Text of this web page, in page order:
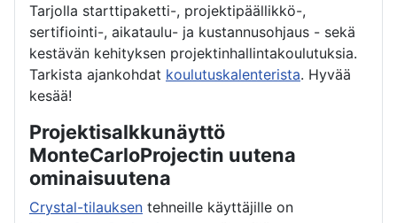
Tarjolla starttipaketti-, projektipäällikkö-,
sertifiointi-, aikataulu- ja kustannusohjaus - sekä
kestävän kehityksen projektinhallintakoulutuksia.
Tarkista ajankohdat koulutuskalenterista. Hyvää
kesää!
Projektisalkkunäyttö
MonteCarloProjectin uutena
ominaisuutena
Crystal-tilauksen tehneille käyttäjille on